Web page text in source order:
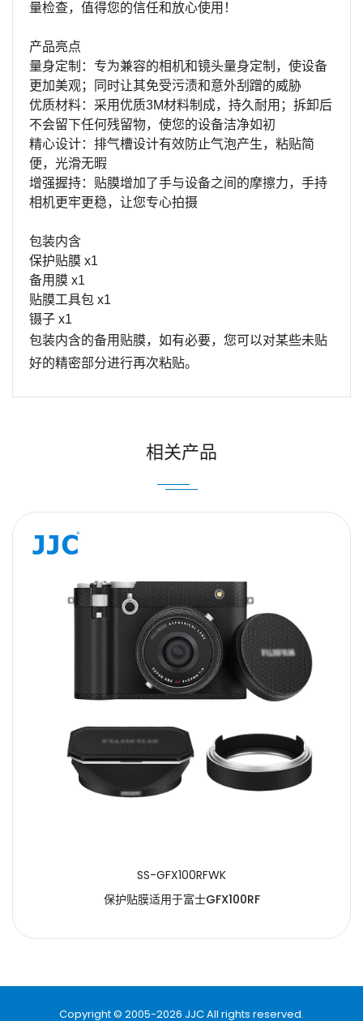
量检查，值得您的信任和放心使用！
产品亮点
量身定制：专为兼容的相机和镜头量身定制，使设备
更加美观；同时让其免受污渍和意外刮蹭的威胁
优质材料：采用优质3M材料制成，持久耐用；拆卸后
不会留下任何残留物，使您的设备洁净如初
精心设计：排气槽设计有效防止气泡产生，粘贴简
便，光滑无暇
增强握持：贴膜增加了手与设备之间的摩擦力，手持
相机更牢更稳，让您专心拍摄
包装内含
保护贴膜 x1
备用膜 x1
贴膜工具包 x1
镊子 x1
包装内含的备用贴膜，如有必要，您可以对某些未贴
好的精密部分进行再次粘贴。
相关产品
SS-GFX100RFWK
保护贴膜适用于富士GFX100RF
Copyright © 2005-2026 JJC All rights reserved.